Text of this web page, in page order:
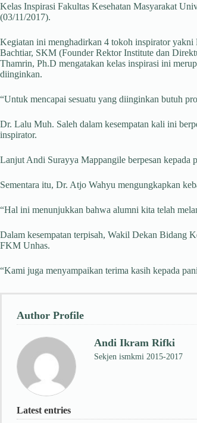
Kelas Inspirasi Fakultas Kesehatan Masyarakat
(03/11/2017).
Kegiatan ini menghadirkan 4 tokoh inspirator
Bachtiar, SKM (Founder Rektor Institute dan
Thamrin, Ph.D mengatakan kelas inspirasi ini
diinginkan.
“Untuk mencapai sesuatu yang diinginkan butuh
Dr. Lalu Muh. Saleh dalam kesempatan kali ini
inspirator.
Lanjut Andi Surayya Mappangile berpesan kepada
Sementara itu, Dr. Atjo Wahyu mengungkapkan
“Hal ini menunjukkan bahwa alumni kita telah
Dalam kesempatan terpisah, Wakil Dekan Bidang
FKM Unhas.
“Kami juga menyampaikan terima kasih kepada
Author Profile
Andi Ikram Rifki
Sekjen ismkmi 2015-2017
Latest entries